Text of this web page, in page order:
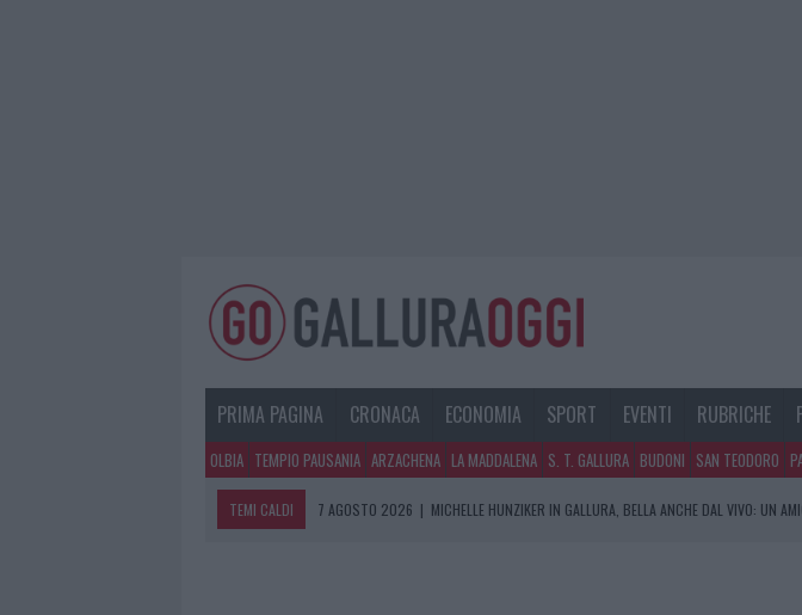
PRIMA PAGINA CRONACA ECONOMIA SPORT EVENTI RUBRICHE
OLBIA TEMPIO PAUSANIA ARZACHENA LA MADDALENA S. T. GALLURA BUDONI SAN TEODORO
TEMI CALDI 7 AGOSTO 2026 | MICHELLE HUNZIKER IN GALLURA, BELLA ANCHE DAL VIVO: UN